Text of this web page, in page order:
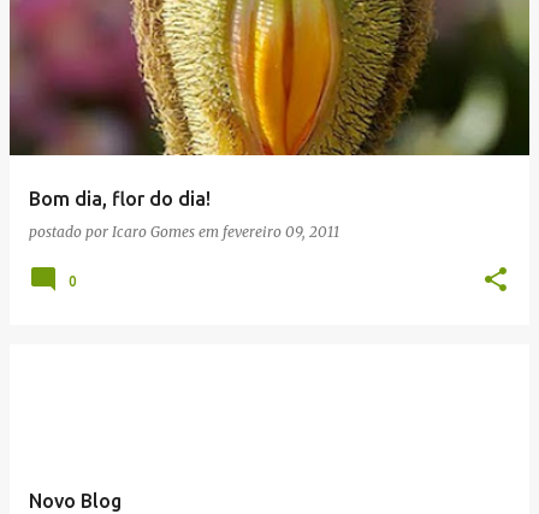
Bom dia, flor do dia!
postado por Icaro Gomes em fevereiro 09, 2011
0
Novo Blog